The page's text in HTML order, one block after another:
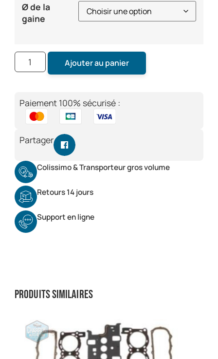
Ø de la
gaine
Ajouter au panier
Paiement 100% sécurisé :
Partager
Colissimo & Transporteur gros volume
Retours 14 jours
Support en ligne
Produits similaires